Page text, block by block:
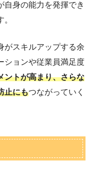
自身の能力を発揮でき
がスキルアップする余
ションや従業員満足度
ントが高まり、さらな
止にもつながっていく